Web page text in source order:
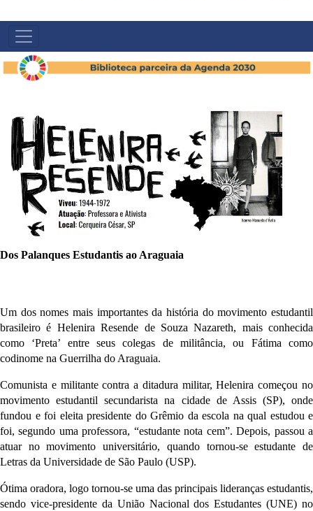
NAVEGAÇÃO
PRINCIPAL
Dos Palanques Estudantis ao Araguaia
Um dos nomes mais importantes da história do movimento estudantil
brasileiro é Helenira Resende de Souza Nazareth, mais conhecida
como ‘Preta’ entre seus colegas de militância, ou Fátima como
codinome na Guerrilha do Araguaia.
Comunista e militante contra a ditadura militar, Helenira começou no
movimento estudantil secundarista na cidade de Assis (SP), onde
fundou e foi eleita presidente do Grêmio da escola na qual estudou e
foi, segundo uma professora, “estudante nota cem”. Depois, passou a
atuar no movimento universitário, quando tornou-se estudante de
Letras da Universidade de São Paulo (USP).
Ótima oradora, logo tornou-se uma das principais lideranças estudantis,
sendo vice-presidente da União Nacional dos Estudantes (UNE) no